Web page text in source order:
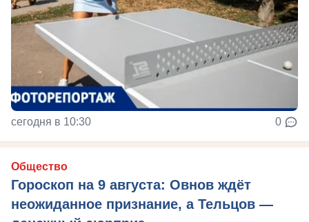
сегодня в 10:30 0
Общество
Гороскоп на 9 августа: Овнов ждёт
неожиданное признание, а Тельцов —